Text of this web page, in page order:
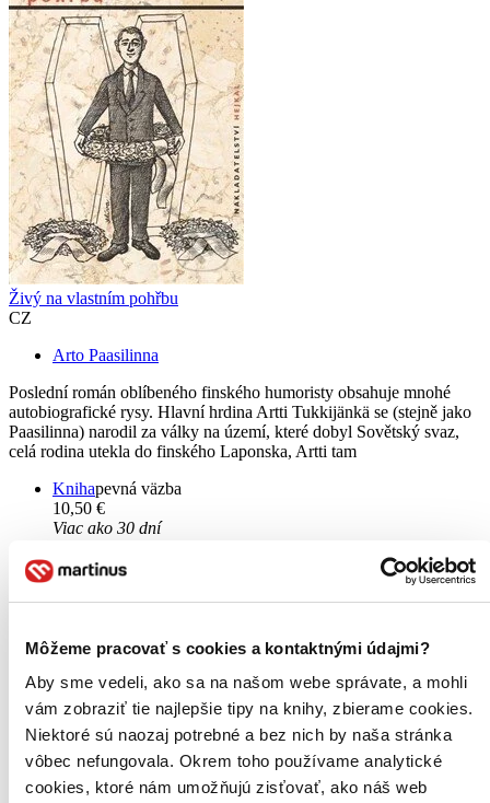
Môžeme pracovať s cookies a kontaktnými údajmi?
Aby sme vedeli, ako sa na našom webe správate, a mohli
vám zobraziť tie najlepšie tipy na knihy, zbierame cookies.
Niektoré sú naozaj potrebné a bez nich by naša stránka
vôbec nefungovala. Okrem toho používame analytické
cookies, ktoré nám umožňujú zisťovať, ako náš web
Živý na vlastním pohřbu
CZ
Arto Paasilinna
Poslední román oblíbeného finského humoristy obsahuje mnohé
autobiografické rysy. Hlavní hrdina Artti Tukkijänkä se (stejně jako
Paasilinna) narodil za války na území, které dobyl Sovětský svaz,
celá rodina utekla do finského Laponska, Artti tam
Knihapevná väzba
10,50 €
Viac ako 30 dní
viac ako 30 dní. Urobíme však všetko pre to, aby sme vašu
objednávku odoslali čo najskôr a o jej ceste vás budeme včas
informovať.
Vložiť do košíka
výborný stav
Túto knihu sme vykúpili cezKnihovrátoka je vo
výbornom stave. Rozdiel medzi touto knihou a novou by ste
asi ani nespoznali. Knihu sme označili nálepkou, ktorá môže
na niektorých obaloch zanechať stopy.
7,40 €